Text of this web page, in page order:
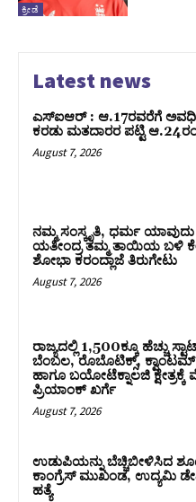
ಕ್ರೀಡೆ
Latest news
ಎಸ್‌ಐಆರ್‌ : ಆ.17ರವರೆಗೆ ಅವಧಿ
ಕರಡು ಮತದಾರರ ಪಟ್ಟಿ
August 7, 2026
ನಮ್ಮ ಸಂಸ್ಕೃತಿ, ಧರ್ಮ
ಯತೀಂದ್ರ ತಮ್ಮ ತಾಯಿಯ ಬಳಿ
ಶೋಭಾ ಕರಂದ್ಲಾಜೆ ತಿರುಗೇಟು
August 7, 2026
ರಾಜ್ಯದಲ್ಲಿ 1,500ಕ್ಕೂ ಹೆಚ್ಚು
ಬೆಂಬಲ, ರೊಬೊಟಿಕ್ಸ್,
ಹಾಗೂ ಬಯೋಟೆಕ್ನಾಲಜಿ ಕ್ಷೇತ್ರಕ್ಕೆ
ಪ್ರಿಯಾಂಕ್‌ ಖರ್ಗೆ
August 7, 2026
ಉಡುಪಿಯನ್ನು ಬೆಚ್ಚಿಬೀಳಿಸಿದ
ಕಾಂಗ್ರೆಸ್‌ ಮುಖಂಡ, ಉದ್ಯಮಿ
ಹತ್ಯೆ